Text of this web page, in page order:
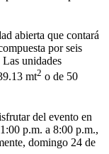
abierta que contará
por seis
Las unidades
mt2 o de 50
del evento en
p.m. a 8:00 p.m.,
domingo 24 de